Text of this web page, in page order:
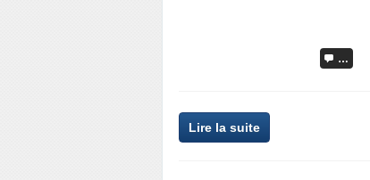
…
Lire la suite